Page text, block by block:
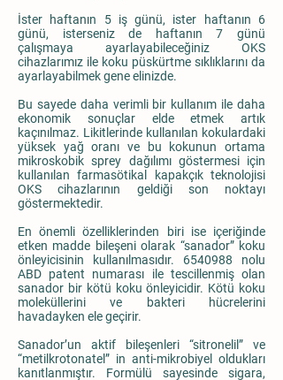
İster haftanın 5 iş günü, ister haftanın 6
günü, isterseniz de haftanın 7 günü
çalışmaya ayarlayabileceğiniz OKS
cihazlarımız ile koku püskürtme sıklıklarını da
ayarlayabilmek gene elinizde.
Bu sayede daha verimli bir kullanım ile daha
ekonomik sonuçlar elde etmek artık
kaçınılmaz. Likitlerinde kullanılan kokulardaki
yüksek yağ oranı ve bu kokunun ortama
mikroskobik sprey dağılımı göstermesi için
kullanılan farmasötikal kapakçık teknolojisi
OKS cihazlarının geldiği son noktayı
göstermektedir.
En önemli özelliklerinden biri ise içeriğinde
etken madde bileşeni olarak “sanador” koku
önleyicisinin kullanılmasıdır. 6540988 nolu
ABD patent numarası ile tescillenmiş olan
sanador bir kötü koku önleyicidir. Kötü koku
moleküllerini ve bakteri hücrelerini
havadayken ele geçirir.
Sanador’un aktif bileşenleri “sitronelil” ve
“metilkrotonatel” in anti-mikrobiyel oldukları
kanıtlanmıştır. Formülü sayesinde sigara,